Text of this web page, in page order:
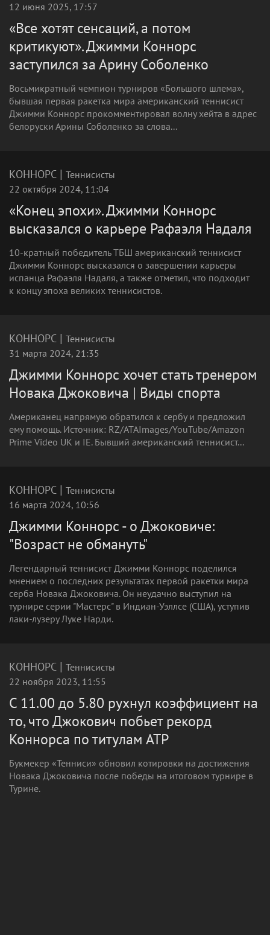
12 июня 2025, 17:57
«Все хотят сенсаций, а потом
критикуют». Джимми Коннорс
заступился за Арину Соболенко
Восьмикратный чемпион турниров «Большого шлема»,
бывшая первая ракетка мира американский теннисист
Джимми Коннорс прокомментировал волну хейта в адрес
белоруски Арины Соболенко за слова...
КОННОРС | Теннисисты
22 октября 2024, 11:04
«Конец эпохи». Джимми Коннорс
высказался о карьере Рафаэля Надаля
10-кратный победитель ТБШ американский теннисист
Джимми Коннорс высказался о завершении карьеры
испанца Рафаэля Надаля, а также отметил, что подходит
к концу эпоха великих теннисистов.
КОННОРС | Теннисисты
31 марта 2024, 21:35
Джимми Коннорс хочет стать тренером
Новака Джоковича | Виды спорта
Американец напрямую обратился к сербу и предложил
ему помощь. Источник: RZ/ATAImages/YouTube/Amazon
Prime Video UK и IE. Бывший американский теннисист...
КОННОРС | Теннисисты
16 марта 2024, 10:56
Джимми Коннорс - о Джоковиче:
"Возраст не обмануть"
Легендарный теннисист Джимми Коннорс поделился
мнением о последних результатах первой ракетки мира
серба Новака Джоковича. Он неудачно выступил на
турнире серии "Мастерс" в Индиан-Уэллсе (США), уступив
лаки-лузеру Луке Нарди.
КОННОРС | Теннисисты
22 ноября 2023, 11:55
С 11.00 до 5.80 рухнул коэффициент на
то, что Джокович побьет рекорд
Коннорса по титулам ATP
Букмекер «Тенниси» обновил котировки на достижения
Новака Джоковича после победы на итоговом турнире в
Турине.